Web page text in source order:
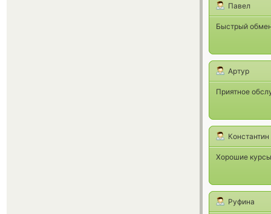
Павел
Быстрый
Артур
Приятное
Константин
Хорошие
Руфина